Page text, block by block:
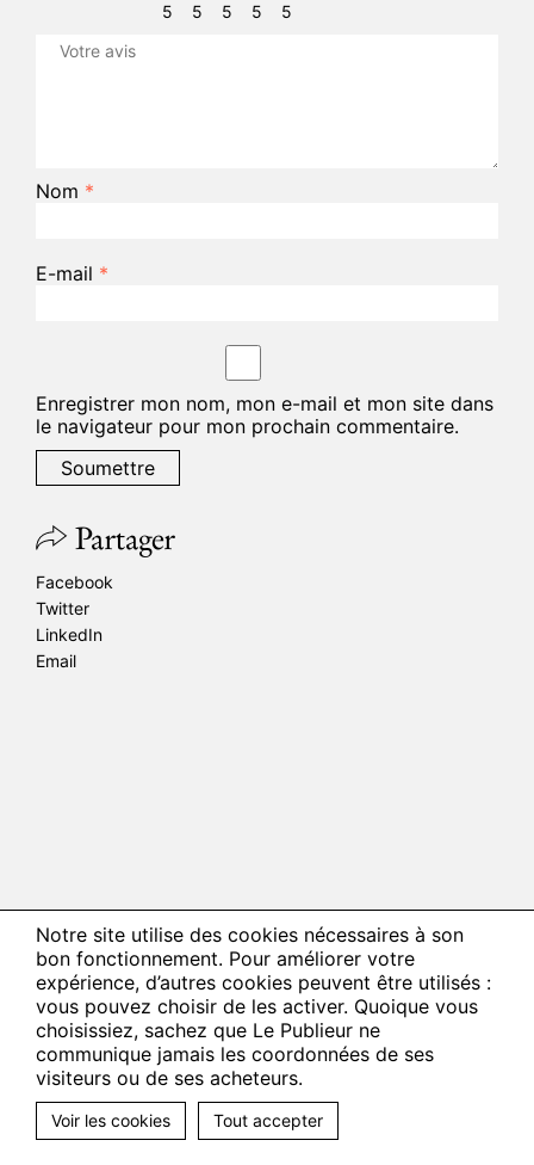
Partager
Facebook
Twitter
LinkedIn
Email
5
5
5
5
5
Nom *
E-mail *
Enregistrer mon nom, mon e-mail et mon site dans
le navigateur pour mon prochain commentaire.
Notre site utilise des cookies nécessaires à son
bon fonctionnement. Pour améliorer votre
expérience, d’autres cookies peuvent être utilisés :
vous pouvez choisir de les activer. Quoique vous
choisissiez, sachez que Le Publieur ne
communique jamais les coordonnées de ses
visiteurs ou de ses acheteurs.
Voir les cookies Tout accepter